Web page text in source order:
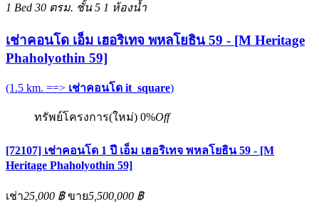
1 Bed 30 ตรม. ชั้น 5 1 ห้องน้ำ
เช่าคอนโด เอ็ม เฮอริเทจ พหลโยธิน 59 - [M Heritage
Phaholyothin 59]
(1.5 km. ==> เช่าคอนโด it_square)
ทรัพย์โครงการ(ใหม่) 0%Off
[72107] เช่าคอนโด 1 ปี เอ็ม เฮอริเทจ พหลโยธิน 59 - [M
Heritage Phaholyothin 59]
เช่า25,000 ฿ ขาย5,500,000 ฿